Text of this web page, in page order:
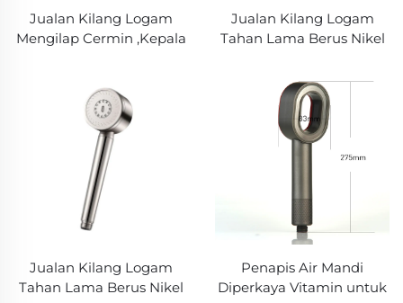
Jualan Kilang Logam
Mengilap Cermin ,Kepala
Tekanan Tinggi
Meningkat dengan Nozel
Silikon
Jualan Kilang Logam
Tahan Lama Berus Nikel
Inox, Mandian Tangan
Tekanan Tinggi
Meningkat dengan Nozel
Silikon
Jualan Kilang Logam
Tahan Lama Berus Nikel
Penapis Air Mandi
Diperkaya Vitamin untuk